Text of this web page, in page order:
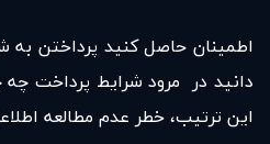
اطمینان حاصل کنید پرداختن به
دانید در مرود شرایط پرداخت
این ترتیب، خطر عدم مطالعه